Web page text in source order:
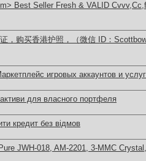
Best Seller Fresh & VALID
，购买香港护照，（微信 ID：
игровых аккаунтов и услуг
активи для власного портфеля
кредит без відмов
JWH-018, AM-2201, 3-MMC